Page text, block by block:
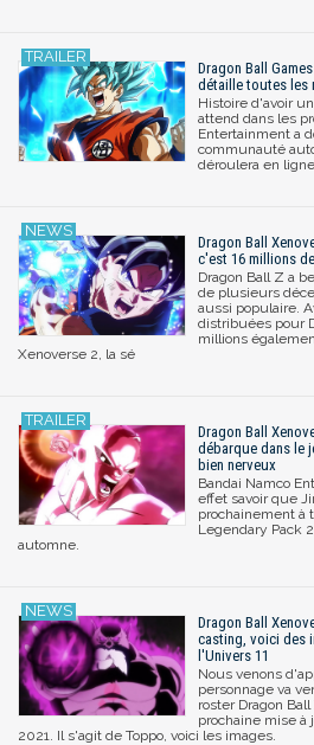
Dragon Ball
détaille toutes les
Histoire d'avoir
attend dans les
Entertainment a
communauté
déroulera en
Dragon Ball
c'est 16 millions
Dragon Ball Z a
de plusieurs
aussi populaire.
distribuées pour
millions
Xenoverse 2, la sé
Dragon Ball
débarque dans le
bien nerveux
Bandai Namco
effet savoir que
prochainement à
Legendary Pack
automne.
Dragon Ball
casting, voici des
l'Univers 11
Nous venons
personnage va
roster Dragon
prochaine mise
2021. Il s'agit de Toppo, voici les images.